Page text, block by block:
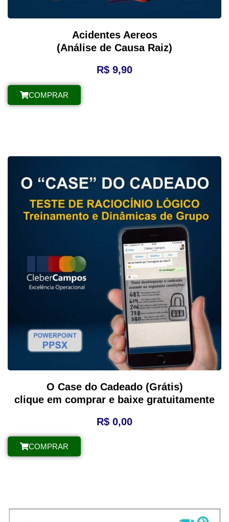
Acidentes Aereos
(Análise de Causa Raiz)
R$ 9,90
COMPRAR
O Case do Cadeado (Grátis)
clique em comprar e baixe gratuitamente
R$ 0,00
COMPRAR